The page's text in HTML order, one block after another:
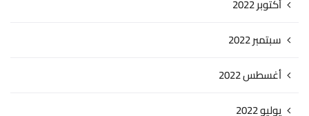
أكتوبر 2022
سبتمبر 2022
أغسطس 2022
يوليو 2022